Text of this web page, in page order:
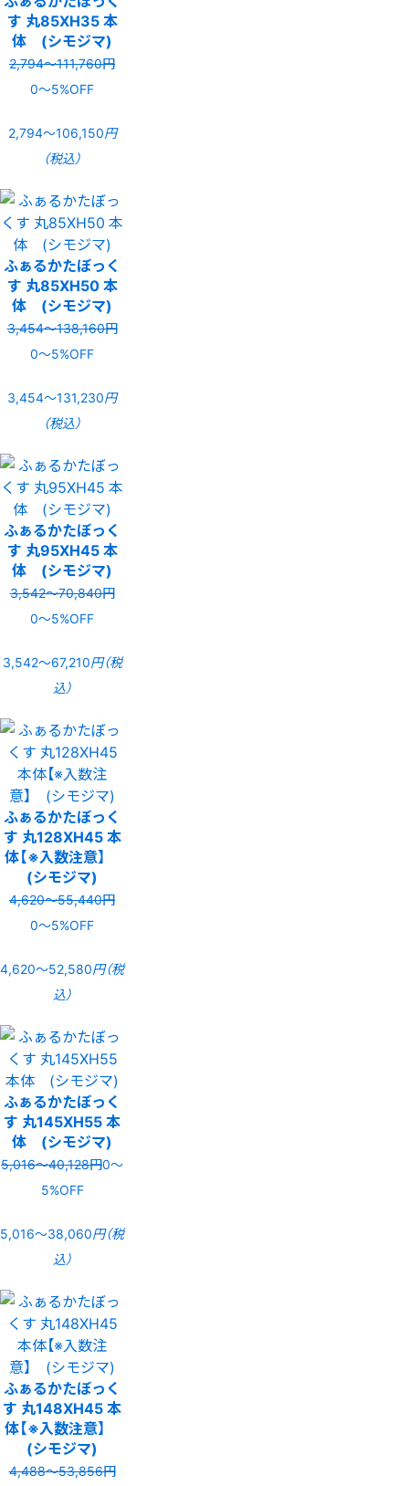
す 丸85XH35 本
体 (シモジマ)
2,794〜111,760円
0〜5%OFF
2,794〜106,150円
（税込）
ふぁるかたぼっく
す 丸85XH50 本
体 (シモジマ)
3,454〜138,160円
0〜5%OFF
3,454〜131,230円
（税込）
ふぁるかたぼっく
す 丸95XH45 本
体 (シモジマ)
3,542〜70,840円
0〜5%OFF
3,542〜67,210円（税
込）
ふぁるかたぼっく
す 丸128XH45 本
体【※入数注意】
(シモジマ)
4,620〜55,440円
0〜5%OFF
4,620〜52,580円（税
込）
ふぁるかたぼっく
す 丸145XH55 本
体 (シモジマ)
5,016〜40,128円0〜
5%OFF
5,016〜38,060円（税
込）
ふぁるかたぼっく
す 丸148XH45 本
体【※入数注意】
(シモジマ)
4,488〜53,856円